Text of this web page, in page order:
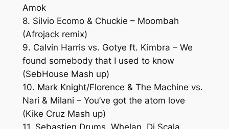
Amok
8. Silvio Ecomo & Chuckie – Moombah
(Afrojack remix)
9. Calvin Harris vs. Gotye ft. Kimbra – We
found somebody that I used to know
(SebHouse Mash up)
10. Mark Knight/Florence & The Machine vs.
Nari & Milani – You’ve got the atom love
(Kike Cruz Mash up)
11. Sebastien Drums, Whelan, Di Scala,